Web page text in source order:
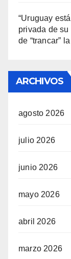
“Uruguay
privada de su
de “trancar”
ARCHIVOS
agosto 2026
julio 2026
junio 2026
mayo 2026
abril 2026
marzo 2026